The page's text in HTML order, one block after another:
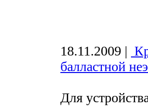
18.11.2009 |
балластной
Для